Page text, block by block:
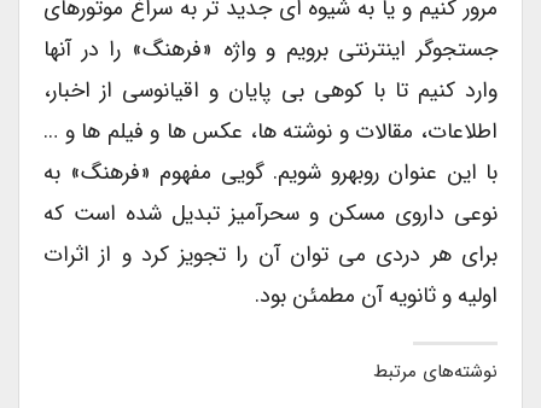
مرور کنیم و یا به شیوه ای جدید تر به سراغ موتورهای
جستجوگر اینترنتی برویم و واژه «فرهنگ» را در آنها
وارد کنیم تا با کوهی بی پایان و اقیانوسی از اخبار،
اطلاعات، مقالات و نوشته ها، عکس ها و فیلم ها و …
با این عنوان روبه­رو شویم. گویی مفهوم «فرهنگ» به
نوعی داروی مسکن و سحرآمیز تبدیل شده است که
برای هر دردی می توان آن را تجویز کرد و از اثرات
اولیه و ثانویه آن مطمئن بود.
نوشته‌های مرتبط